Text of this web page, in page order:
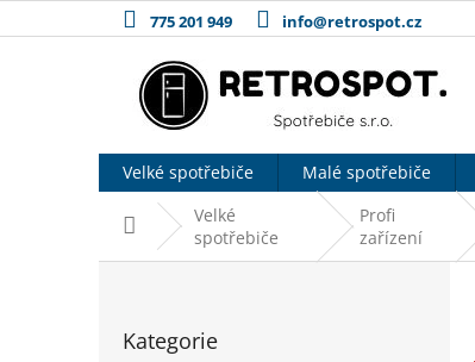
na
775 201 949 info@retrospot.cz
Velké spotřebiče Malé spotřebiče
Domů Velké
spotřebiče
Profi
zařízení
kategorie
Kategorie